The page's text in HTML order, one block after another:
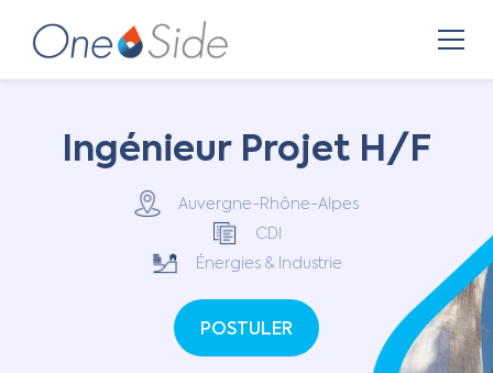
Ingénieur Projet H/F
Auvergne-Rhône-Alpes
CDI
Énergies & Industrie
POSTULER